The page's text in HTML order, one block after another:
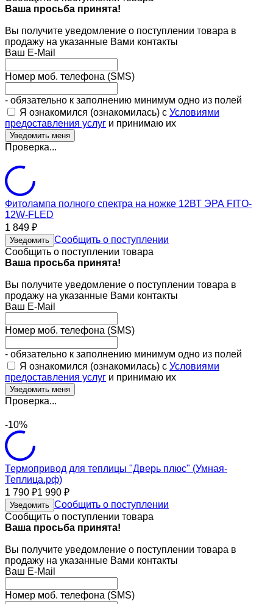
Ваша просьба принята!
Вы получите уведомление о поступлении товара в
продажу на указанные Вами контакты
Ваш E-Mail
Номер моб. телефона (SMS)
- обязательно к заполнению минимум одно из полей
Я ознакомился (ознакомилась) с Условиями
предоставления услуг и принимаю их
Проверка...
Фитолампа полного спектра на ножке 12ВТ ЭРА FITO-
12W-FLED
1 849 ₽
Уведомить Сообщить о поступлении
Сообщить о поступлении товара
Ваша просьба принята!
Вы получите уведомление о поступлении товара в
продажу на указанные Вами контакты
Ваш E-Mail
Номер моб. телефона (SMS)
- обязательно к заполнению минимум одно из полей
Я ознакомился (ознакомилась) с Условиями
предоставления услуг и принимаю их
Проверка...
-10%
Термопривод для теплицы "Дверь плюс" (Умная-
Теплица.рф)
1 790 ₽1 990 ₽
Уведомить Сообщить о поступлении
Сообщить о поступлении товара
Ваша просьба принята!
Вы получите уведомление о поступлении товара в
продажу на указанные Вами контакты
Ваш E-Mail
Номер моб. телефона (SMS)